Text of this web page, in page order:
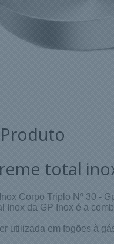
total
Corpo Triplo Nº 30 -
Inox da GP Inox é a
utilizada em fogões à